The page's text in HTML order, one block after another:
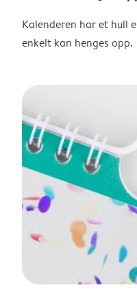
Kalenderen har et hull
enkelt kan henges opp.